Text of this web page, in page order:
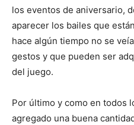
los eventos de aniversario,
aparecer los bailes que
hace algún tiempo no se
gestos y que pueden ser
del juego.
Por último y como en todos
agregado una buena